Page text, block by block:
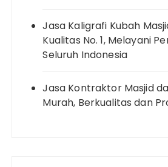
Jasa Kaligrafi Kubah
Kualitas No. 1, Melayani
Seluruh Indonesia
Jasa Kontraktor Masjid
Murah, Berkualitas dan